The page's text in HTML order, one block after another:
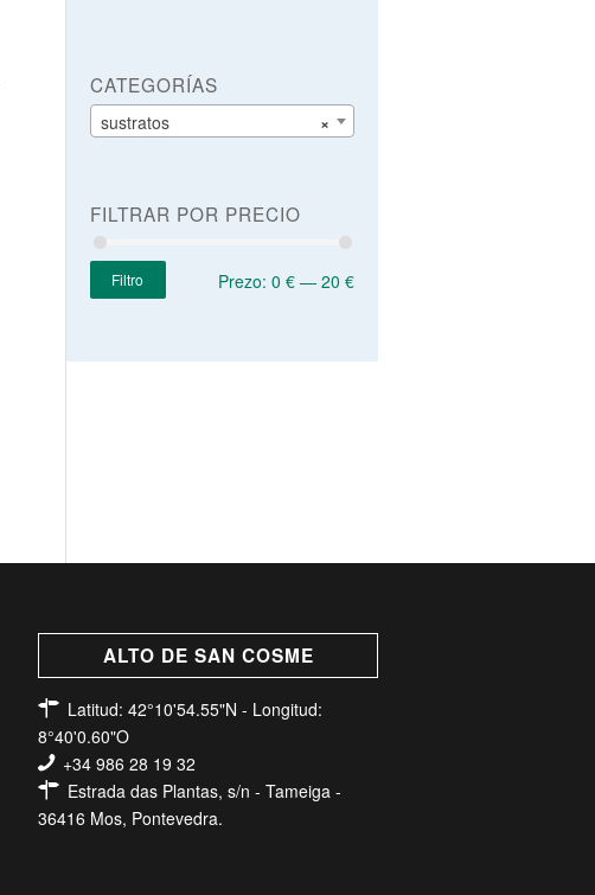
CATEGORÍAS
×
sustratos
FILTRAR POR PRECIO
Filtro Prezo: 0 € — 20 €
ALTO DE SAN COSME
Latitud: 42°10'54.55"N - Longitud:
8°40'0.60"O
+34 986 28 19 32
Estrada das Plantas, s/n - Tameiga -
36416 Mos, Pontevedra.